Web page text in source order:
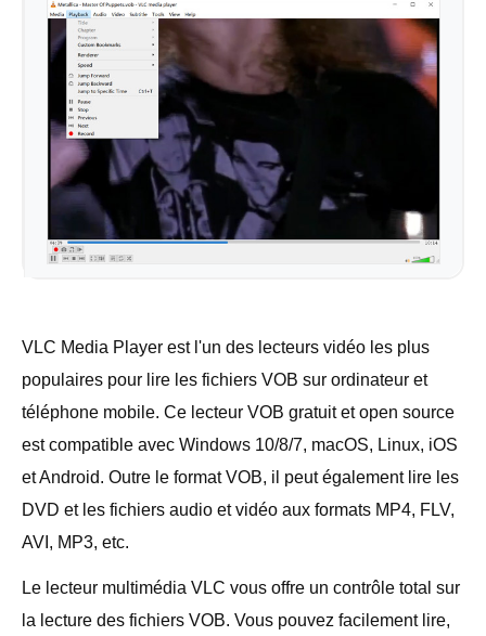
VLC Media Player est l'un des lecteurs vidéo les plus
populaires pour lire les fichiers VOB sur ordinateur et
téléphone mobile. Ce lecteur VOB gratuit et open source
est compatible avec Windows 10/8/7, macOS, Linux, iOS
et Android. Outre le format VOB, il peut également lire les
DVD et les fichiers audio et vidéo aux formats MP4, FLV,
AVI, MP3, etc.
Le lecteur multimédia VLC vous offre un contrôle total sur
la lecture des fichiers VOB. Vous pouvez facilement lire,